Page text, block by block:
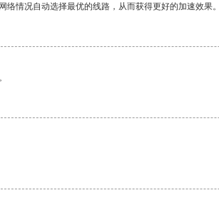
情况自动选择最优的线路，从而获得更好的加速效果。